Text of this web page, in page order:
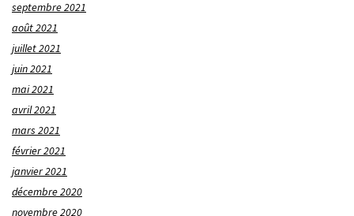
septembre 2021
août 2021
juillet 2021
juin 2021
mai 2021
avril 2021
mars 2021
février 2021
janvier 2021
décembre 2020
novembre 2020